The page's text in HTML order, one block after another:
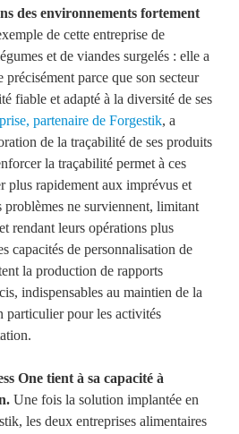
des environnements fortement
de cette entreprise de
et de viandes surgelés : elle a
parce que son secteur
fiable et adapté à la diversité de ses
partenaire de Forgestik, a
de la traçabilité de ses produits
la traçabilité permet à ces
plus rapidement aux imprévus et
problèmes ne surviennent, limitant
rendant leurs opérations plus
capacités de personnalisation de
la production de rapports
indispensables au maintien de la
particulier pour les activités
One tient à sa capacité à
Une fois la solution implantée en
les deux entreprises alimentaires